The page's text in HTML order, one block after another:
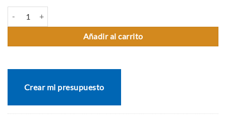
P-35 FUERTE PENDIENTE EN DESCENSO cantidad
Añadir al carrito
Crear mi presupuesto